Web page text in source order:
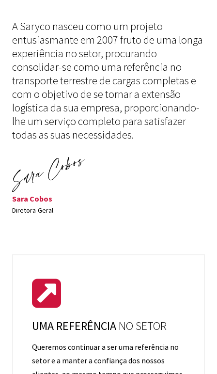
A Saryco nasceu como um projeto
entusiasmante em 2007 fruto de uma longa
experiência no setor, procurando
consolidar-se como uma referência no
transporte terrestre de cargas completas e
com o objetivo de se tornar a extensão
logística da sua empresa, proporcionando-
lhe um serviço completo para satisfazer
todas as suas necessidades.
Sara Cobos
Diretora-Geral
UMA REFERÊNCIANO SETOR
Queremos continuar a ser uma referência no
setor e a manter a confiança dos nossos